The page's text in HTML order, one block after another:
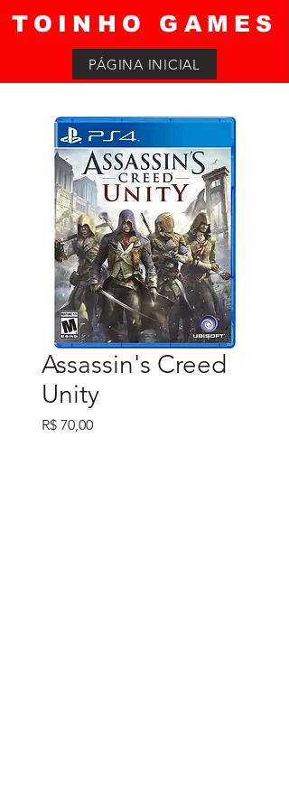
TOINHO GAMES
PÁGINA INICIAL
Assassin's Creed
Unity
R$ 70,00Preço